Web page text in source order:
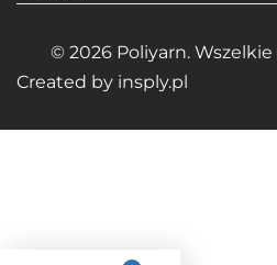
© 2026 Poliyarn.
Created by insply.pl